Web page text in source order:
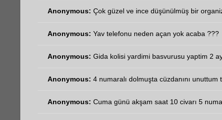
Anonymous: Çok güzel ve ince düşünülmüş bir
Anonymous: Yav telefonu neden açan yok acaba ???
Anonymous: Gida kolisi yardimi basvurusu yaptim 2
Anonymous: 4 numaralı dolmuşta cüzdanını
Anonymous: Cuma günü akşam saat 10 civarı 5